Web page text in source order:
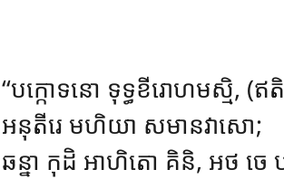
‘‘បក្កោទនោ ទុទ្ធខីរោហមស្មិ, (
អនុតីរេ មហិយា សមានវាសោ;
ឆន្នា កុដិ អាហិតោ គិនិ, អថ ចេ